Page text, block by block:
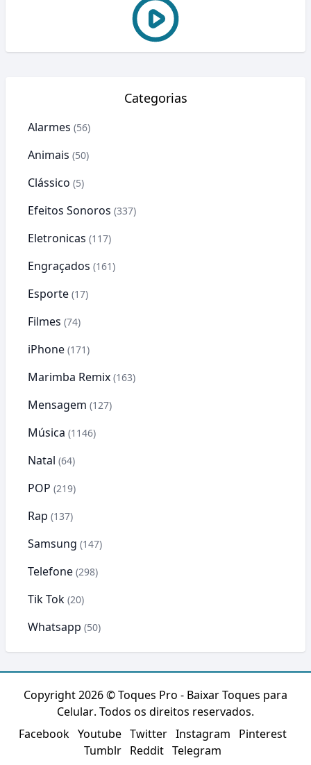
Categorias
Alarmes (56)
Animais (50)
Clássico (5)
Efeitos Sonoros (337)
Eletronicas (117)
Engraçados (161)
Esporte (17)
Filmes (74)
iPhone (171)
Marimba Remix (163)
Mensagem (127)
Música (1146)
Natal (64)
POP (219)
Rap (137)
Samsung (147)
Telefone (298)
Tik Tok (20)
Whatsapp (50)
Copyright 2026 ©Toques Pro - Baixar Toques para
Celular. Todos os direitos reservados.
Facebook Youtube Twitter Instagram
Pinterest
Tumblr Reddit Telegram